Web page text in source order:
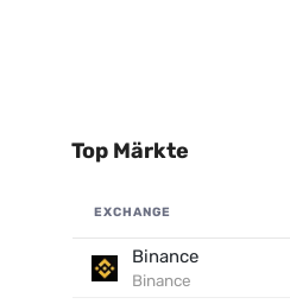
Top Märkte
EXCHANGE
Binance
Binance